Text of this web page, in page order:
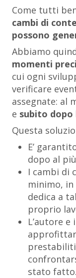
Come tutti
cambi di
possono
Abbiamo
momenti
cui ogni
verificare
assegnate: al
e subito dopo
Questa
E’
dopo al
I cambi di
minimo,
dedica a
proprio
L’autore
stato fatto.